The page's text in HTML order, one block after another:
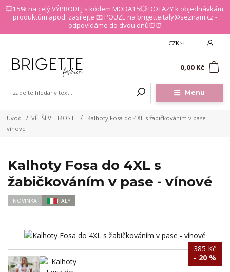
💥15% na celý VÝPRODEJ s kódem MODA15💥 DOTAZY k objednávkám,
produktům apod. zasílejte 📧 POUZE na brigetteitaly@seznam.cz -
odpovídáme do dvou dnů⏰⏰
Menu
CZK
0,00 Kč
Úvod VĚTŠÍ VELIKOSTI
Kalhoty Fosa do 4XL s žabičkováním v pase -
vínové
Kalhoty Fosa do 4XL s
žabičkováním v pase - vínové
NOVINKA ITALY
385 Kč
- 20 %